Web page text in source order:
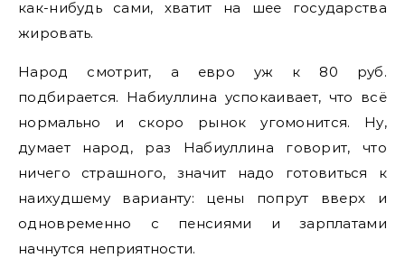
как-нибудь сами, хватит на шее государства
жировать.
Народ смотрит, а евро уж к 80 руб.
подбирается. Набиуллина успокаивает, что всё
нормально и скоро рынок угомонится. Ну,
думает народ, раз Набиуллина говорит, что
ничего страшного, значит надо готовиться к
наихудшему варианту: цены попрут вверх и
одновременно с пенсиями и зарплатами
начнутся неприятности.